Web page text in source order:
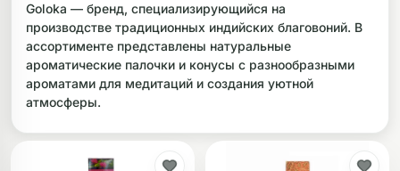
Goloka — бренд, специализирующийся на
производстве традиционных индийских благовоний. В
ассортименте представлены натуральные
ароматические палочки и конусы с разнообразными
ароматами для медитаций и создания уютной
атмосферы.